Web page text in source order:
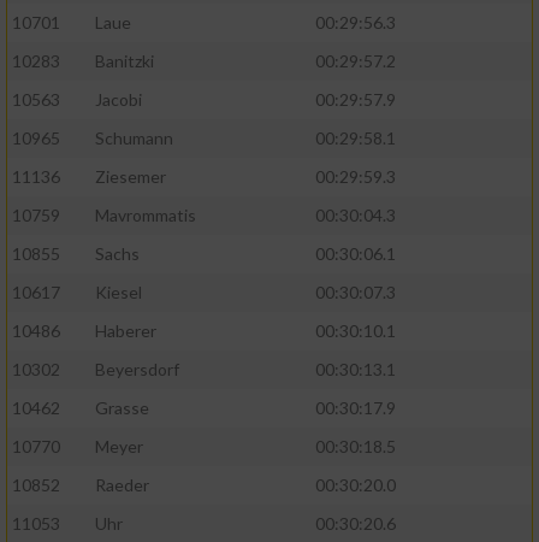
10701
Laue
00:29:56.3
10283
Banitzki
00:29:57.2
10563
Jacobi
00:29:57.9
10965
Schumann
00:29:58.1
11136
Ziesemer
00:29:59.3
10759
Mavrommatis
00:30:04.3
10855
Sachs
00:30:06.1
10617
Kiesel
00:30:07.3
10486
Haberer
00:30:10.1
10302
Beyersdorf
00:30:13.1
10462
Grasse
00:30:17.9
10770
Meyer
00:30:18.5
10852
Raeder
00:30:20.0
11053
Uhr
00:30:20.6